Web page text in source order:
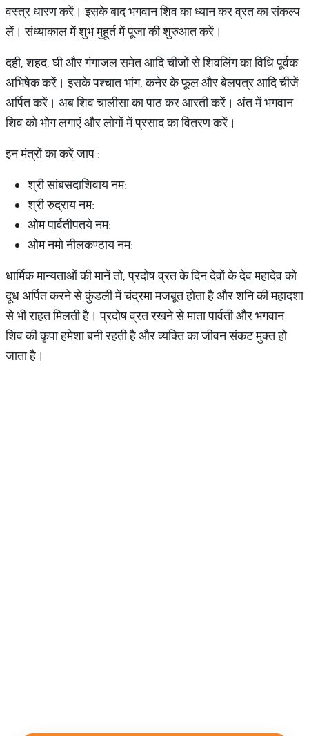
वस्त्र धारण करें। इसके बाद भगवान शिव का ध्यान कर व्रत का संकल्प
लें। संध्याकाल में शुभ मुहूर्त में पूजा की शुरुआत करें।
दही, शहद, घी और गंगाजल समेत आदि चीजों से शिवलिंग का विधि पूर्वक
अभिषेक करें। इसके पश्चात भांग, कनेर के फूल और बेलपत्र आदि चीजें
अर्पित करें। अब शिव चालीसा का पाठ कर आरती करें। अंत में भगवान
शिव को भोग लगाएं और लोगों में प्रसाद का वितरण करें।
इन मंत्रों का करें जाप :
श्री सांबसदाशिवाय नम:
श्री रुद्राय नम:
ओम पार्वतीपतये नम:
ओम नमो नीलकण्ठाय नम:
धार्मिक मान्यताओं की मानें तो, प्रदोष व्रत के दिन देवों के देव महादेव को
दूध अर्पित करने से कुंडली में चंद्रमा मजबूत होता है और शनि की महादशा
से भी राहत मिलती है। प्रदोष व्रत रखने से माता पार्वती और भगवान
शिव की कृपा हमेशा बनी रहती है और व्यक्ति का जीवन संकट मुक्त हो
जाता है।